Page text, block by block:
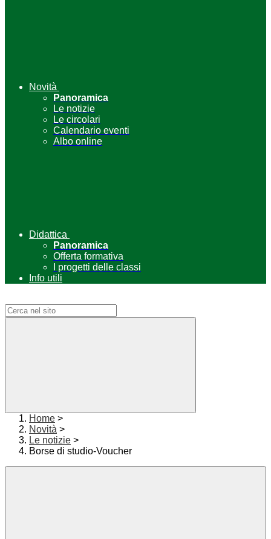
Novità
Panoramica
Le notizie
Le circolari
Calendario eventi
Albo online
Didattica
Panoramica
Offerta formativa
I progetti delle classi
Info utili
Home >
Novità >
Le notizie >
Borse di studio-Voucher